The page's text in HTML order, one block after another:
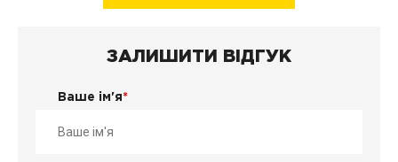
ЗАЛИШИТИ ВІДГУК
Ваше ім'я*